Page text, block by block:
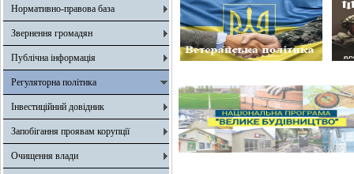
Нормативно-правова база
Звернення громадян
Публічна інформація
Регуляторна політика
Інвестиційний довідник
Запобігання проявам корупції
Очищення влади